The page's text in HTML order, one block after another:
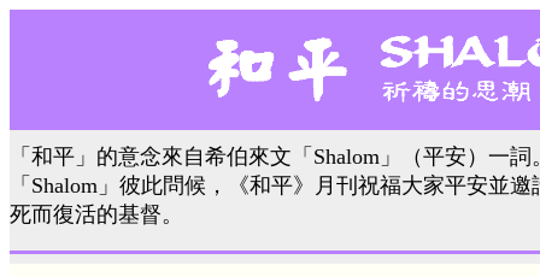
「和平」的意念來自希伯來文「Shalom」（平安）一
「Shalom」彼此問候，《和平》月刊祝福大家平安並
死而復活的基督。